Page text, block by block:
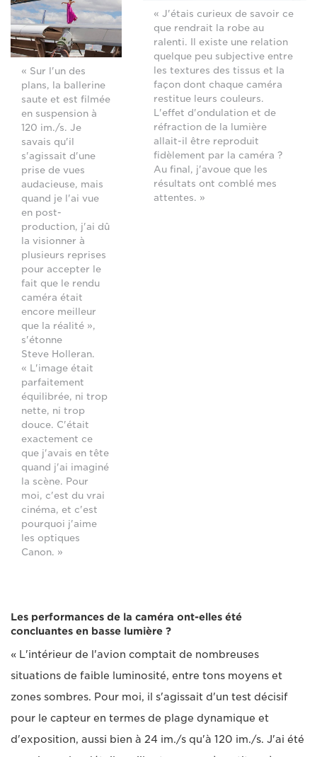
« Sur l'un des
plans, la ballerine
saute et est filmée
en suspension à
120 im./s. Je
savais qu'il
s'agissait d'une
prise de vues
audacieuse, mais
quand je l'ai vue
en post-
production, j'ai dû
la visionner à
plusieurs reprises
pour accepter le
fait que le rendu
caméra était
encore meilleur
que la réalité »,
s'étonne
Steve Holleran.
« L'image était
parfaitement
équilibrée, ni trop
nette, ni trop
douce. C'était
exactement ce
que j'avais en tête
quand j'ai imaginé
la scène. Pour
moi, c'est du vrai
cinéma, et c'est
pourquoi j'aime
les optiques
Canon. »
« J'étais curieux de savoir ce
que rendrait la robe au
ralenti. Il existe une relation
quelque peu subjective entre
les textures des tissus et la
façon dont chaque caméra
restitue leurs couleurs.
L'effet d'ondulation et de
réfraction de la lumière
allait-il être reproduit
fidèlement par la caméra ?
Au final, j'avoue que les
résultats ont comblé mes
attentes. »
Les performances de la caméra ont-elles été
concluantes en basse lumière ?
« L'intérieur de l'avion comptait de nombreuses
situations de faible luminosité, entre tons moyens et
zones sombres. Pour moi, il s'agissait d'un test décisif
pour le capteur en termes de plage dynamique et
d'exposition, aussi bien à 24 im./s qu'à 120 im./s. J'ai été